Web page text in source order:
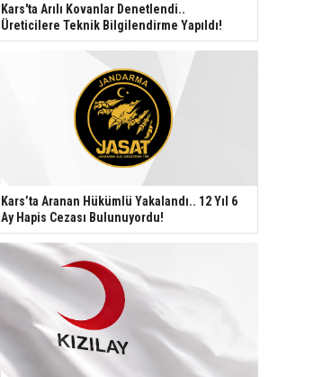
Kars'ta Arılı Kovanlar Denetlendi..
Üreticilere Teknik Bilgilendirme Yapıldı!
Kars’ta Aranan Hükümlü Yakalandı.. 12 Yıl 6
Ay Hapis Cezası Bulunuyordu!